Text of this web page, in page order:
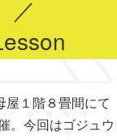
／
屋１階８畳間にて
。今回はゴジュウ